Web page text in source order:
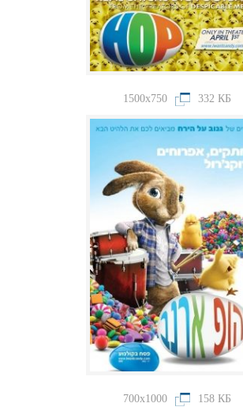
1500x750 332 КБ
700x1000 158 КБ